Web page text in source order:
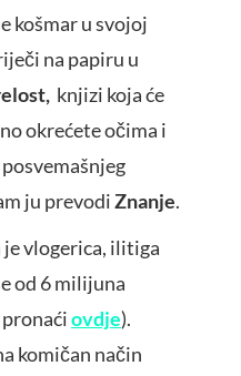
košmar u svojoj
na papiru u
knjizi koja će
okrećete očima i
ju prevodiZnanje.
je vlogerica, ilitiga
od 6 milijuna
ovdje).
komičan način